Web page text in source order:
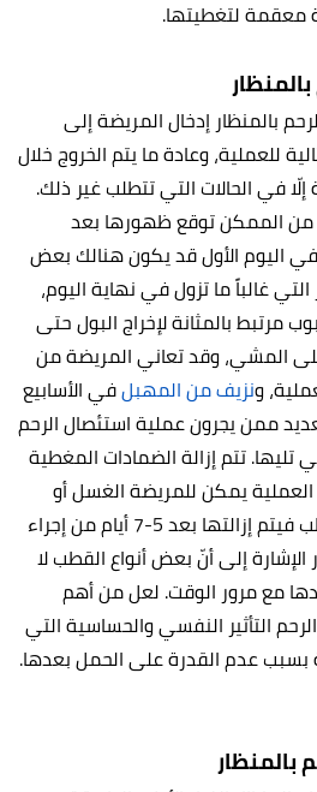
لتغطيتها.
بالمنظار إدخال المريضة إلى
للعملية، وعادة ما يتم الخروج خلال
إلّا في الحالات التي تتطلب غير ذلك.
من الممكن توقع ظهورها بعد
اليوم الأول قد يكون هنالك بعض
التي غالباً ما تزول في نهاية اليوم،
مرتبط بالمثانة لإخراج البول حتى
المشي، وقد تعاني المريضة من
ونزيف من المهبلفي الأسابيع
ممن يجرون عملية استئصال الرحم
تتم إزالة الضمادات المغطية
يمكن للمريضة الغسل أو
الاستحمام بعدها، أمّا القطب فيتم إزالتها بعد 5-7 أيام من إجراء
الإشارة إلى أنّ بعض أنواع القطب لا
مع مرور الوقت. لعل من أهم
الرحم التأثير النفسي والحساسية التي
بسبب عدم القدرة على الحمل بعدها.
بالمنظار